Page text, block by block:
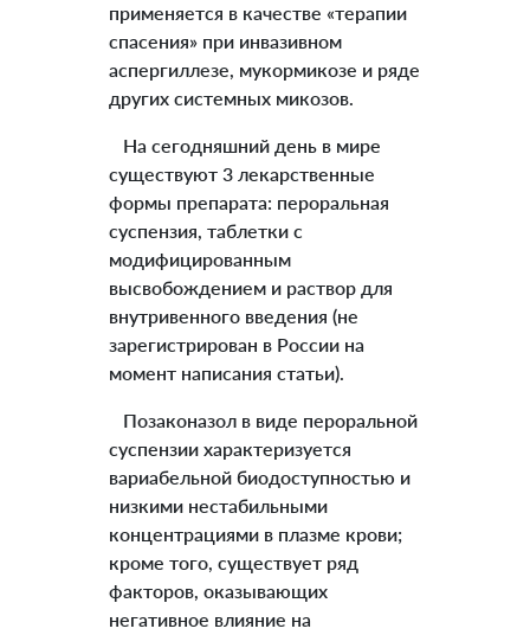
применяется в качестве «терапии
спасения» при инвазивном
аспергиллезе, мукормикозе и ряде
других системных микозов.
На сегодняшний день в мире
существуют 3 лекарственные
формы препарата: пероральная
суспензия, таблетки с
модифицированным
высвобождением и раствор для
внутривенного введения (не
зарегистрирован в России на
момент написания статьи).
Позаконазол в виде пероральной
суспензии характеризуется
вариабельной биодоступностью и
низкими нестабильными
концентрациями в плазме крови;
кроме того, существует ряд
факторов, оказывающих
негативное влияние на